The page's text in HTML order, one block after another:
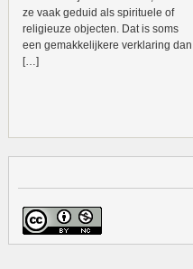
ze vaak geduid als spirituele of
religieuze objecten. Dat is soms
een gemakkelijkere verklaring dan
[…]